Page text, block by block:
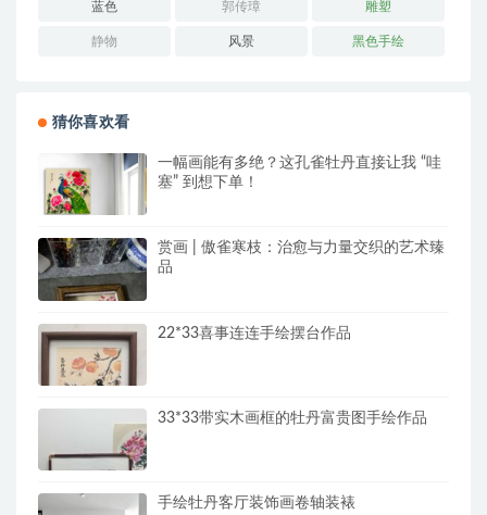
蓝色 郭传璋 雕塑
静物 风景 黑色手绘
猜你喜欢看
一幅画能有多绝？这孔雀牡丹直接让我 “哇
塞” 到想下单！
赏画 | 傲雀寒枝：治愈与力量交织的艺术臻
品
22*33喜事连连手绘摆台作品
33*33带实木画框的牡丹富贵图手绘作品
手绘牡丹客厅装饰画卷轴装裱